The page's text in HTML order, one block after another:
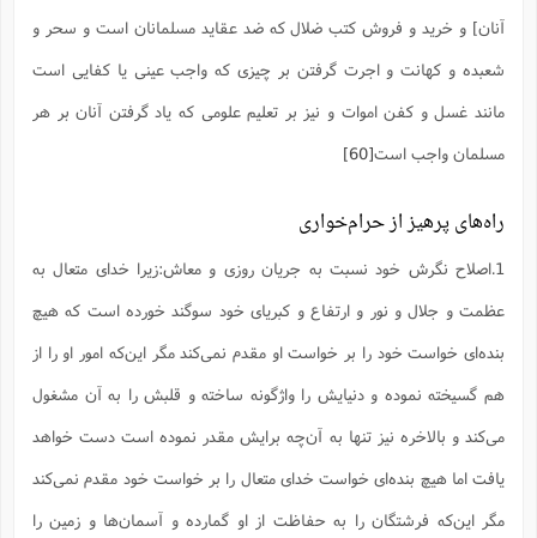
آنان] و خرید و فروش کتب ضلال که ضد عقاید مسلمانان است و سحر و
شعبده و کهانت و اجرت گرفتن بر چیزی که واجب عینی یا کفایی است
مانند غسل و کفن اموات و نیز بر تعلیم علومی که یاد گرفتن آنان بر هر
مسلمان واجب است[60]
راه‌های پرهیز از حرام‌خواری
1.اصلاح نگرش خود نسبت به جریان روزی و معاش:زیرا خدای متعال به
عظمت و جلال و نور و ارتفاع و کبریای خود سوگند خورده است که هیچ
بنده‌ای خواست خود را بر خواست او مقدم نمی‌کند مگر این‌که امور او را از
هم گسیخته نموده و دنیایش را واژگونه ساخته و قلبش را به آن مشغول
می‌کند و بالاخره نیز تنها به آن‌چه برایش مقدر نموده‌ است دست خواهد
یافت اما هیچ بنده‌ای خواست خدای متعال را بر خواست خود مقدم نمی‌کند
مگر این‌که فرشتگان را به حفاظت از او گمارده و آسمان‌ها و زمین را